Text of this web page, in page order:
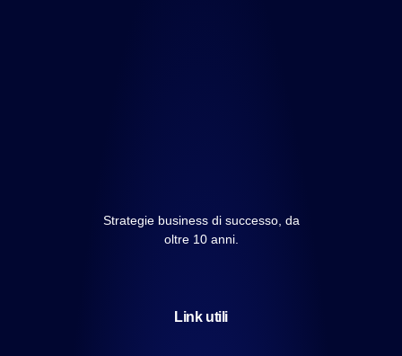
Strategie business di successo, da
oltre 10 anni.
Link utili